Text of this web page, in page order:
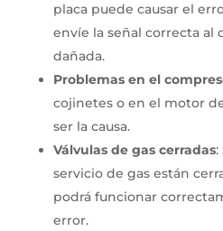
placa puede causar el
envíe la señal correcta al
dañada.
Problemas en el
cojinetes o en el motor
ser la causa.
Válvulas de gas cerradas:
servicio de gas están
podrá funcionar
error.